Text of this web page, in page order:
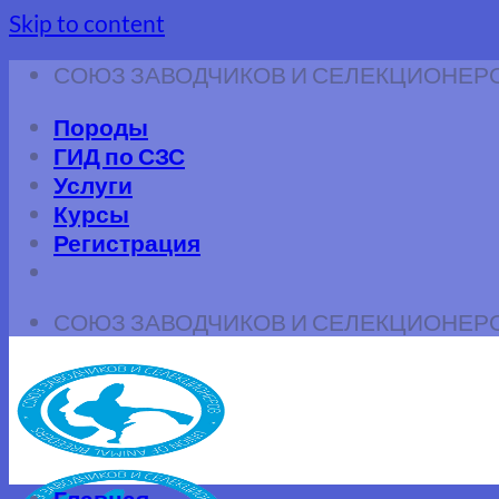
Skip to content
СОЮЗ ЗАВОДЧИКОВ И
Породы
ГИД по СЗС
Услуги
Курсы
Регистрация
СОЮЗ ЗАВОДЧИКОВ И